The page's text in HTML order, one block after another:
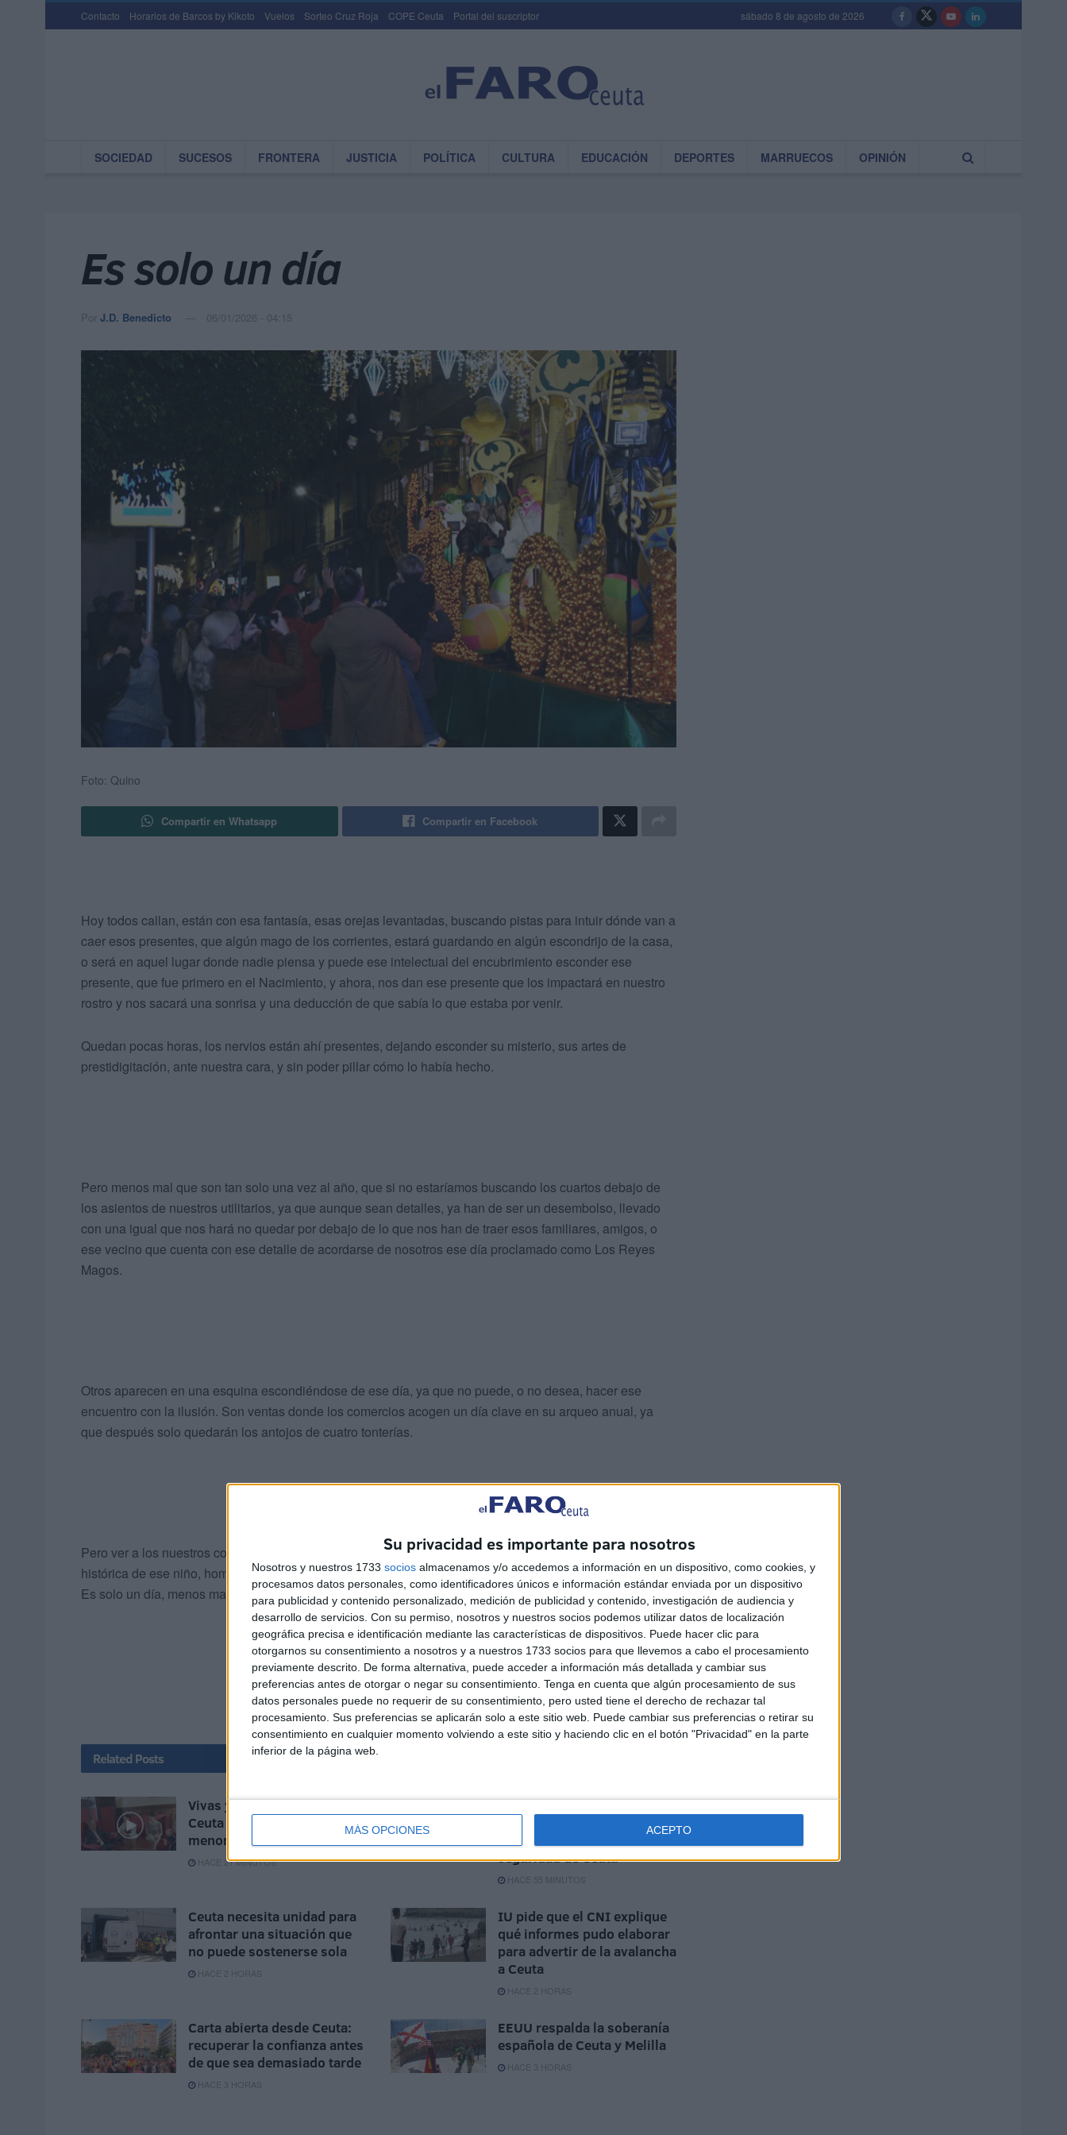
Su privacidad es importante para nosotros
Nosotros y nuestros 1733 socios almacenamos y/o accedemos a información en un dispositivo, como cookies, y
procesamos datos personales, como identificadores únicos e información estándar enviada por un dispositivo
para publicidad y contenido personalizado, medición de publicidad y contenido, investigación de audiencia y
desarrollo de servicios. Con su permiso, nosotros y nuestros socios podemos utilizar datos de localización
geográfica precisa e identificación mediante las características de dispositivos. Puede hacer clic para
otorgarnos su consentimiento a nosotros y a nuestros 1733 socios para que llevemos a cabo el procesamiento
previamente descrito. De forma alternativa, puede acceder a información más detallada y cambiar sus
preferencias antes de otorgar o negar su consentimiento. Tenga en cuenta que algún procesamiento de sus
datos personales puede no requerir de su consentimiento, pero usted tiene el derecho de rechazar tal
procesamiento. Sus preferencias se aplicarán solo a este sitio web. Puede cambiar sus preferencias o retirar su
consentimiento en cualquier momento volviendo a este sitio y haciendo clic en el botón "Privacidad" en la parte
inferior de la página web.
MÁS OPCIONES ACEPTO
Contacto Horarios de Barcos by Kikoto Vuelos Sorteo Cruz Roja COPE Ceuta Portal del suscriptor sábado 8 de agosto de 2026
SOCIEDAD SUCESOS FRONTERA JUSTICIA POLÍTICA CULTURA EDUCACIÓN DEPORTES MARRUECOS OPINIÓN
Es solo un día
Por J.D. Benedicto 06/01/2026 - 04:15
Foto: Quino
Compartir en Whatsapp Compartir en Facebook
Hoy todos callan, están con esa fantasía, esas orejas levantadas, buscando pistas para intuir dónde van a
caer esos presentes, que algún mago de los corrientes, estará guardando en algún escondrijo de la casa,
o será en aquel lugar donde nadie piensa y puede ese intelectual del encubrimiento esconder ese
presente, que fue primero en el Nacimiento, y ahora, nos dan ese presente que los impactará en nuestro
rostro y nos sacará una sonrisa y una deducción de que sabía lo que estaba por venir.
Quedan pocas horas, los nervios están ahí presentes, dejando esconder su misterio, sus artes de
prestidigitación, ante nuestra cara, y sin poder pillar cómo lo había hecho.
Pero menos mal que son tan solo una vez al año, que si no estaríamos buscando los cuartos debajo de
los asientos de nuestros utilitarios, ya que aunque sean detalles, ya han de ser un desembolso, llevado
con una igual que nos hará no quedar por debajo de lo que nos han de traer esos familiares, amigos, o
ese vecino que cuenta con ese detalle de acordarse de nosotros ese día proclamado como Los Reyes
Magos.
Otros aparecen en una esquina escondiéndose de ese día, ya que no puede, o no desea, hacer ese
encuentro con la ilusión. Son ventas donde los comercios acogen un día clave en su arqueo anual, ya
que después solo quedarán los antojos de cuatro tonterías.
Pero ver a los nuestros contentos, no tiene precio y nuestro día debe de quedar marcado para la memoria
histórica de ese niño, hombre o anciano, que desea, y puede alcanzar ese grado de alegría y satisfacción.
Es solo un día, menos mal, pero hay que enrollarse.
Related Posts
Vivas y Rego analizan en
Ceuta la situación de los
menores
HACE 21 MINUTOS
Vox apoya "toda
movilización ciudadana" en
defensa de la españolidad y
seguridad de Ceuta
HACE 55 MINUTOS
Ceuta necesita unidad para
afrontar una situación que
no puede sostenerse sola
HACE 2 HORAS
IU pide que el CNI explique
qué informes pudo elaborar
para advertir de la avalancha
a Ceuta
HACE 2 HORAS
Carta abierta desde Ceuta:
recuperar la confianza antes
de que sea demasiado tarde
HACE 3 HORAS
EEUU respalda la soberanía
española de Ceuta y Melilla
HACE 3 HORAS